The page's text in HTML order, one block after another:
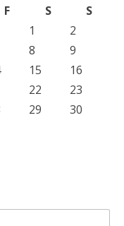
F S
S
1
2
8
9
15
16
22
23
29
30